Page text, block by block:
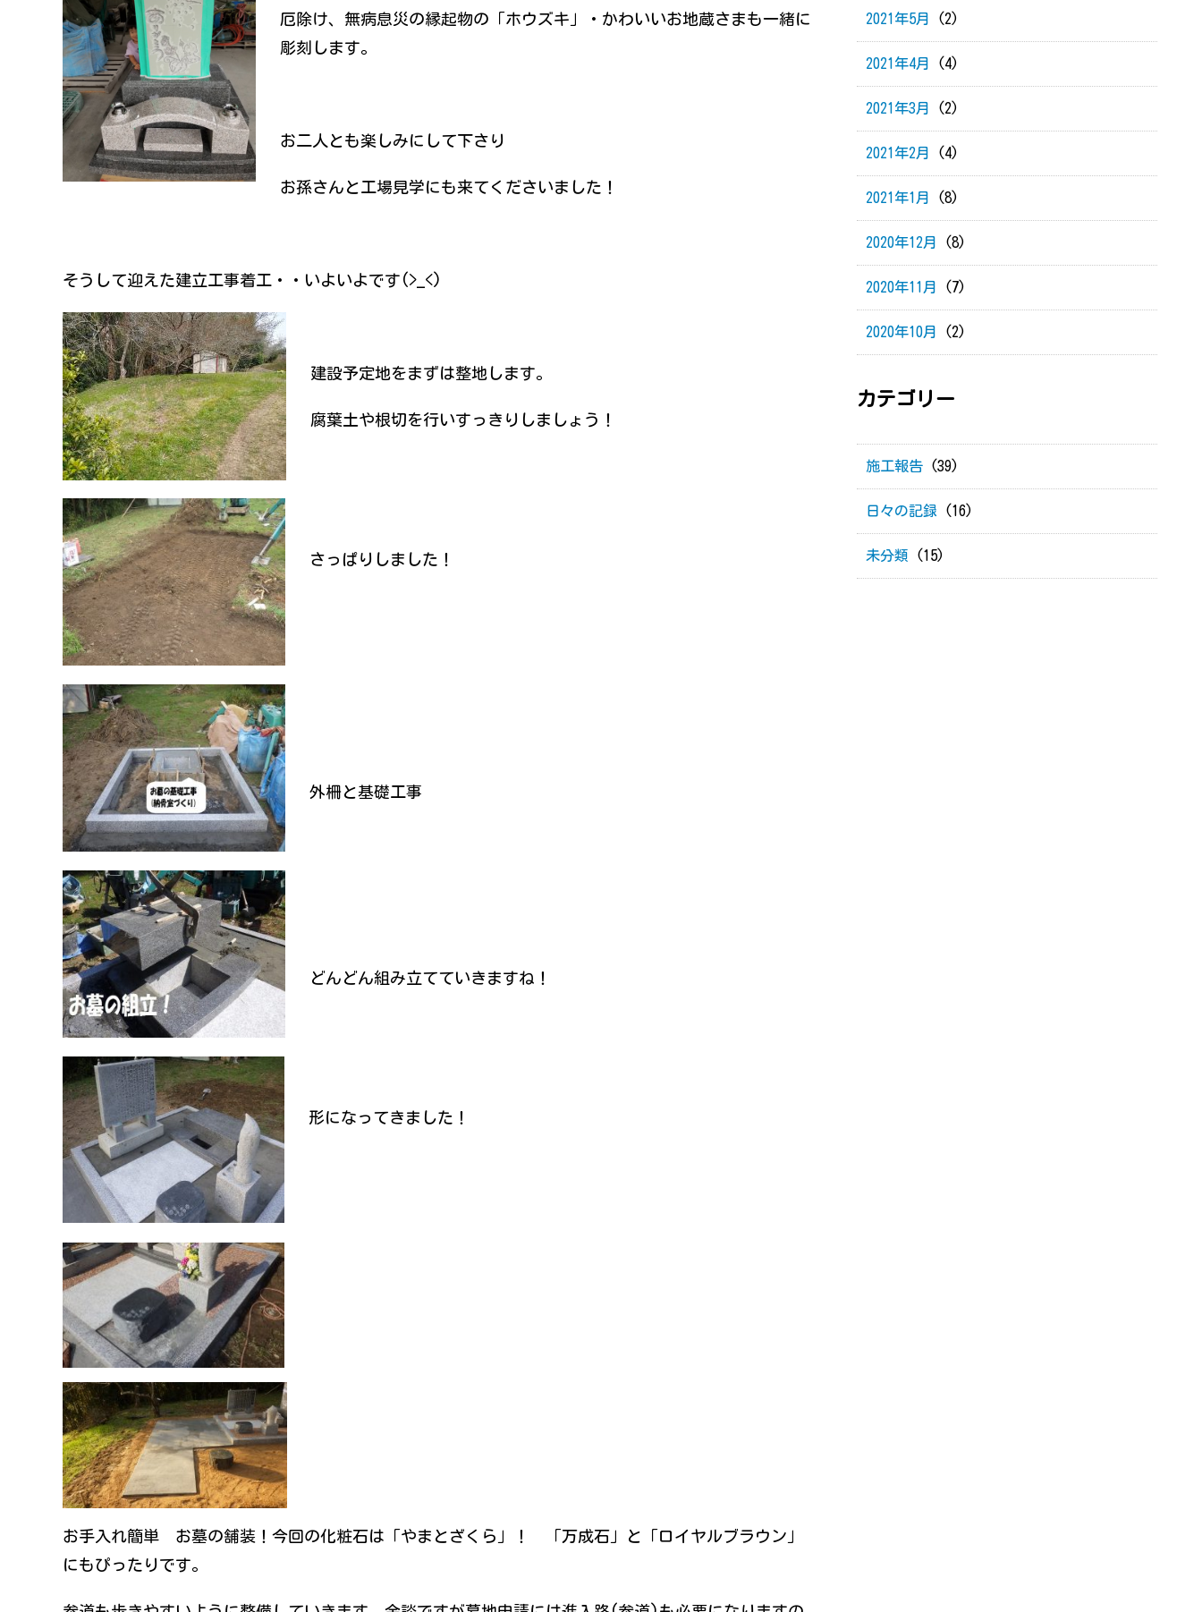
厄除け、無病息災の縁起物の「ホウズキ」・かわいいお地蔵さまも一緒に
彫刻します。
お二人とも楽しみにして下さり
お孫さんと工場見学にも来てくださいました！
そうして迎えた建立工事着工・・いよいよです(>_<)
建設予定地をまずは整地します。
腐葉土や根切を行いすっきりしましょう！
さっぱりしました！
外柵と基礎工事
どんどん組み立てていきますね！
形になってきました！
お手入れ簡単 お墓の舗装！今回の化粧石は「やまとざくら」！ 「万成石」と「ロイヤルブラウン」
にもぴったりです。
2021年5月 (2)
2021年4月 (4)
2021年3月 (2)
2021年2月 (4)
2021年1月 (8)
2020年12月 (8)
2020年11月 (7)
2020年10月 (2)
カテゴリー
施工報告 (39)
日々の記録 (16)
未分類 (15)